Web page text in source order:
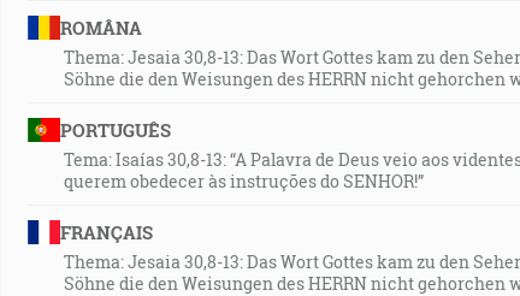
ROMÂNA
Thema: Jesaia 30,8-13: Das Wort Gottes kam zu den
Söhne die den Weisungen des HERRN nicht gehorchen
PORTUGUÊS
Tema: Isaías 30,8-13: “A Palavra de Deus veio aos
querem obedecer às instruções do SENHOR!”
FRANÇAIS
Thema: Jesaia 30,8-13: Das Wort Gottes kam zu den
Söhne die den Weisungen des HERRN nicht gehorchen